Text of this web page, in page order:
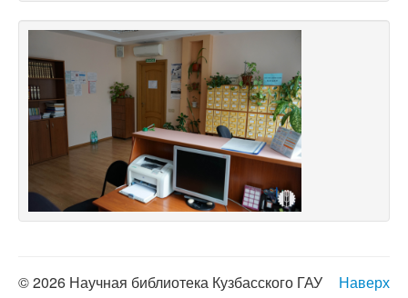
Наверх
© 2026 Научная библиотека Кузбасского ГАУ